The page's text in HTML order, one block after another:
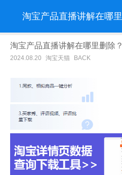
淘宝产品直播讲解在哪
淘宝产品直播讲解在哪里删除
2024.08.20 淘宝天猫 BACK